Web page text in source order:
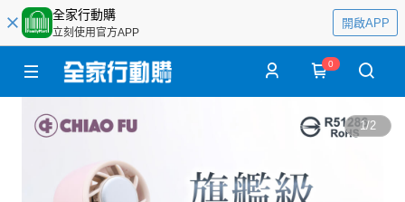
全家行動購
立刻使用官方APP
開啟APP
0
1/2